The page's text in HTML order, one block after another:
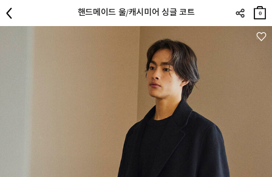
핸드메이드 울/캐시미어 싱글 코트
장바
구니
0